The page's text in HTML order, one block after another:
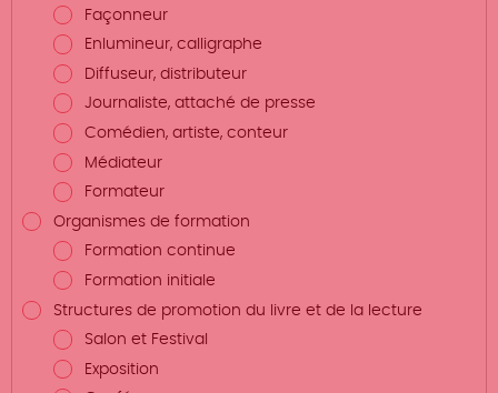
Façonneur
Enlumineur, calligraphe
Diffuseur, distributeur
Journaliste, attaché de presse
Comédien, artiste, conteur
Médiateur
Formateur
Organismes de formation
Formation continue
Formation initiale
Structures de promotion du livre et de la lecture
Salon et Festival
Exposition